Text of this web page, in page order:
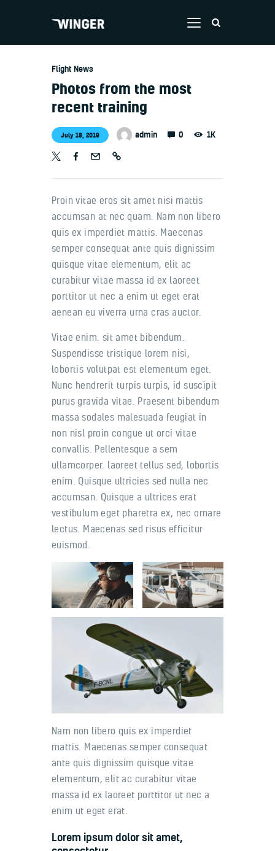
Home
About Us
Courses
Privacy policy
Contacts
Flight News
Photos from the most
recent training
July 18, 2019 admin 0 1K
Proin vitae eros sit amet nisi mattis
accumsan at nec quam. Nam non libero
quis ex imperdiet mattis. Maecenas
semper consequat ante quis dignissim
quisque vitae elementum, elit ac
curabitur vitae massa id ex laoreet
porttitor ut nec a enim ut eget erat
aenean eu viverra urna cras auctor.
Vitae enim. sit amet bibendum.
Suspendisse tristique lorem nisi,
lobortis volutpat est elementum eget.
Nunc hendrerit turpis turpis, id suscipit
purus gravida vitae. Praesent bibendum
massa sodales malesuada feugiat in
non nisl proin congue ut orci vitae
convallis. Pellentesque a sem
ullamcorper. laoreet tellus sed, lobortis
enim. Quisque ultricies sed nulla nec
accumsan. Quisque a ultrices erat
vestibulum eget pharetra ex, nec ornare
lectus. Maecenas sed risus efficitur
euismod.
Nam non libero quis ex imperdiet
mattis. Maecenas semper consequat
ante quis dignissim quisque vitae
elementum, elit ac curabitur vitae
massa id ex laoreet porttitor ut nec a
enim ut eget erat.
Lorem ipsum dolor sit amet,